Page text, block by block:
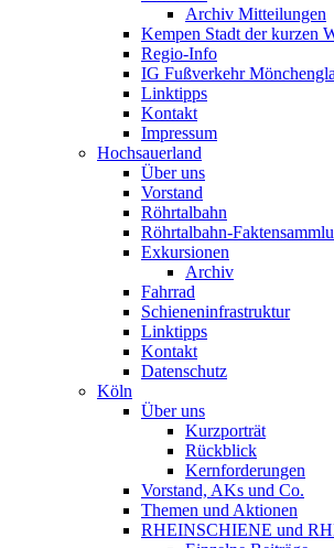
Archiv Mitteilungen
Kempen Stadt der kurzen
Regio-Info
IG Fußverkehr
Linktipps
Kontakt
Impressum
Hochsauerland
Über uns
Vorstand
Röhrtalbahn
Röhrtalbahn-
Exkursionen
Archiv
Fahrrad
Schieneninfrastruktur
Linktipps
Kontakt
Datenschutz
Köln
Über uns
Kurzporträt
Rückblick
Kernforderungen
Vorstand, AKs und Co.
Themen und Aktionen
RHEINSCHIENE und